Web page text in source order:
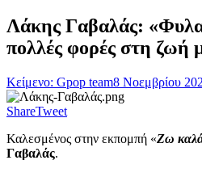
Λάκης Γαβαλάς:
πολλές φορές στη ζωή
Κείμενο: Gpop team8 Νοεμβρίου
ShareTweet
Καλεσμένος στην εκπομπή «Ζω
Γαβαλάς.